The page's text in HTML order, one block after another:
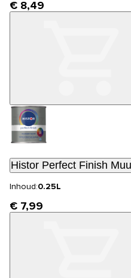
€ 8,49
Histor Perfect Finish
Inhoud:0.25L
€ 7,99